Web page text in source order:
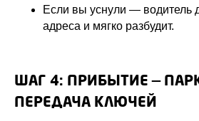
Если вы уснули — водитель
адреса и мягко разбудит.
ШАГ 4: ПРИБЫТИЕ —
ПЕРЕДАЧА КЛЮЧЕЙ